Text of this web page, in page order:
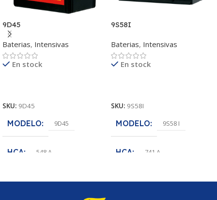
9D45
Baterias, Intensivas
En stock
SKU: 9D45
MODELO 9D45
HCA 548 A
POLARIDAD (-+)
9S58I
Baterias, Intensivas
En stock
SKU: 9S58I
MODELO 9S58 I
HCA 741 A
POLARIDAD (+-)